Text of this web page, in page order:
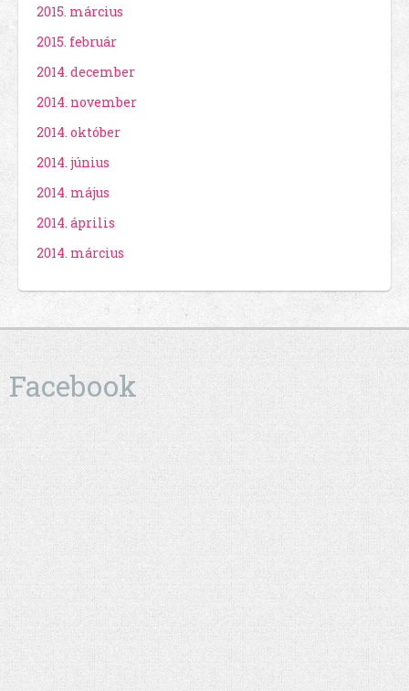
2015. március
2015. február
2014. december
2014. november
2014. október
2014. június
2014. május
2014. április
2014. március
Facebook